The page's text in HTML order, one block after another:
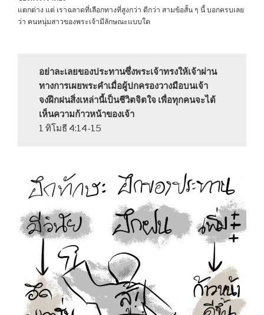
แตกต่าง แต่ เราฉลาดที่เลือกทางที่สูงกว่า ดีกว่า สามข้อสั้น ๆ นี้ บอกครบเลย
ว่า คนหนุ่มสาวของพระเจ้ามีลักษณะแบบใด
อย่าละเลยของประทานซึ่งพระเจ้าทรงให้เจ้าผ่าน
ทางการเผยพระคำเมื่อผู้ปกครองวางมือบนเจ้า
จงฝึกฝนสิ่งเหล่านี้เป็นชีวิตจิตใจ เพื่อทุกคนจะได้
เห็นความก้าวหน้าของเจ้า
1 ทิโมธี 4:14-15